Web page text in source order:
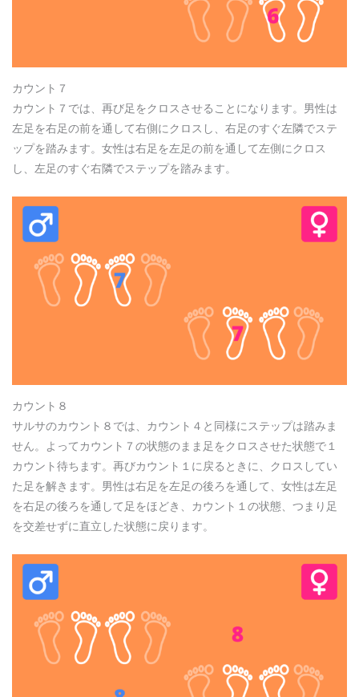
カウント７
カウント７では、再び足をクロスさせることになります。男性は
左足を右足の前を通して右側にクロスし、右足のすぐ左隣でステ
ップを踏みます。女性は右足を左足の前を通して左側にクロス
し、左足のすぐ右隣でステップを踏みます。
カウント８
サルサのカウント８では、カウント４と同様にステップは踏みま
せん。よってカウント７の状態のまま足をクロスさせた状態で１
カウント待ちます。再びカウント１に戻るときに、クロスしてい
た足を解きます。男性は右足を左足の後ろを通して、女性は左足
を右足の後ろを通して足をほどき、カウント１の状態、つまり足
を交差せずに直立した状態に戻ります。